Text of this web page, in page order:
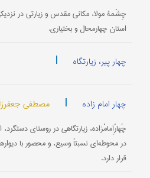
چِشْمۀ مولا، مکانی مقدس و زیارتی در
استان چهارمحال و بختیاری.
چهار پیر، زیارتگاه |
چهار امام زاده | مصطفی
چَهارْاِمامْزاده، زیارتگاهی در روستای
در محوطه‌ای نسبتاً وسیع، و محصور با
قرار دارد.